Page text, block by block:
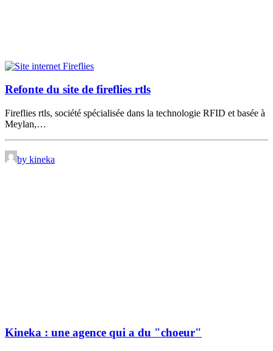
Refonte du site de fireflies rtls
Fireflies rtls, société spécialisée dans la technologie RFID et basée à
Meylan,…
by kineka
Kineka : une agence qui a du "choeur"